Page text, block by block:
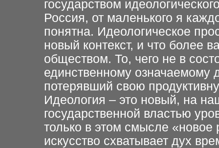
государством
Россия, от маленького я
понятна. Идеологическое
новый контекст, и что более
обществом. То, чего не в
единственному означаемому
потерявший свою
Идеология – это новый, на
государственной властью
только в этом смысле «новое
искусство схватывает дух